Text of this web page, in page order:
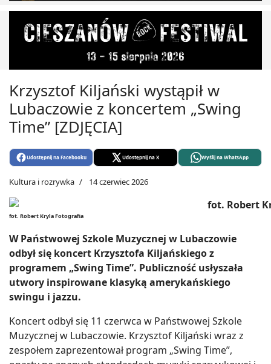
Krzysztof Kiljański wystąpił w
Lubaczowie z koncertem „Swing
Time” [ZDJĘCIA]
Udostępnij na Facebooku Udostępnij na X Wyślij na WhatsApp
Kultura i rozrywka 14 czerwiec 2026
fot. Robert Kryla Fotografia
W Państwowej Szkole Muzycznej w Lubaczowie
odbył się koncert Krzysztofa Kiljańskiego z
programem „Swing Time”. Publiczność usłyszała
utwory inspirowane klasyką amerykańskiego
swingu i jazzu.
Koncert odbył się 11 czerwca w Państwowej Szkole
Muzycznej w Lubaczowie. Krzysztof Kiljański wraz z
zespołem zaprezentował program „Swing Time”,